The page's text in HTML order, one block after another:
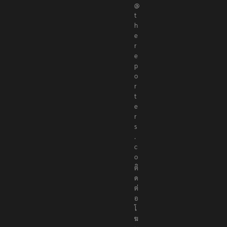
@
t
h
e
r
e
p
o
r
t
e
r
s
.
c
o
ติ
ด
ต่
อ
โ
ฆ